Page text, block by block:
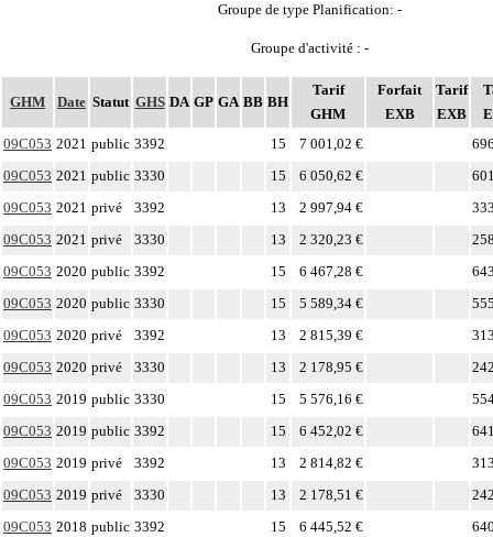
GHM Date Statut GHS DA GP GA BB BH
Tarif
GHM
Forfait
EXB
Tarif
EXB
09C053 2021 public 3392 15 7 001,02 €
09C053 2021 public 3330 15 6 050,62 €
09C053 2021 privé 3392 13 2 997,94 €
09C053 2021 privé 3330 13 2 320,23 €
09C053 2020 public 3392 15 6 467,28 €
09C053 2020 public 3330 15 5 589,34 €
09C053 2020 privé 3392 13 2 815,39 €
09C053 2020 privé 3330 13 2 178,95 €
09C053 2019 public 3330 15 5 576,16 €
09C053 2019 public 3392 15 6 452,02 €
09C053 2019 privé 3392 13 2 814,82 €
09C053 2019 privé 3330 13 2 178,51 €
09C053 2018 public 3392 15 6 445,52 €
Groupe de type Planification: -
Groupe d'activité : -